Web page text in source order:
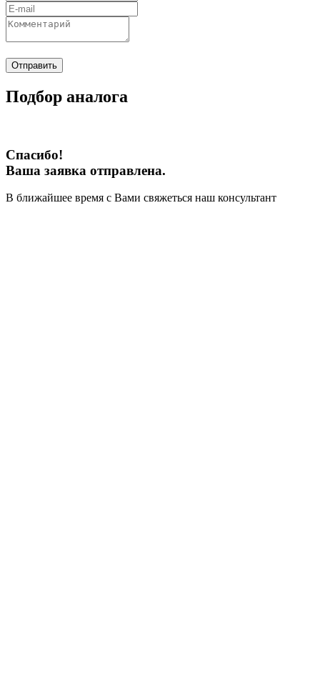
Отправить
Подбор аналога
Спасибо!
Ваша заявка отправлена.
В ближайшее время с Вами свяжеться наш консультант